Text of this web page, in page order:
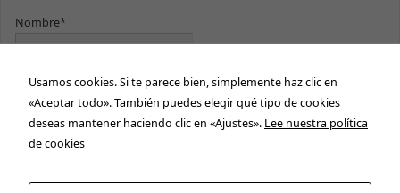
Nombre*
E-mail*
Por favor, acepta nuestra
Usamos cookies. Si te parece bien, simplemente haz clic en
«Aceptar todo». También puedes elegir qué tipo de cookies
deseas mantener haciendo clic en «Ajustes». Lee nuestra política
de cookies